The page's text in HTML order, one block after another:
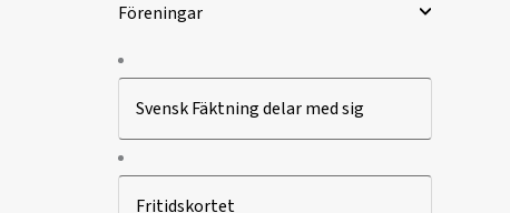
Föreningar
Svensk Fäktning delar med sig
Fritidskortet